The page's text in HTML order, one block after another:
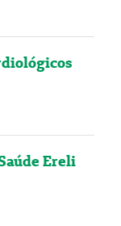
Ereli